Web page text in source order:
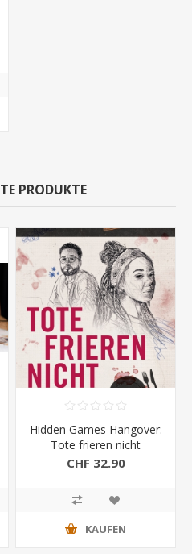
PRODUKTE
Hidden Games Hangover:
Tote frieren nicht
CHF 32.90
KAUFEN